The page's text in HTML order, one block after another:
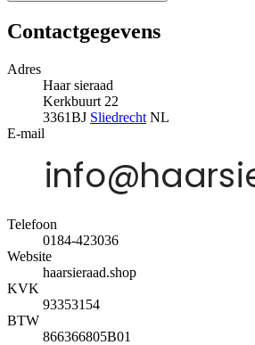
Contactgegevens
Adres
Haar sieraad
Kerkbuurt 22
3361BJ Sliedrecht NL
E-mail
Telefoon
0184-423036
Website
haarsieraad.shop
KVK
93353154
BTW
866366805B01